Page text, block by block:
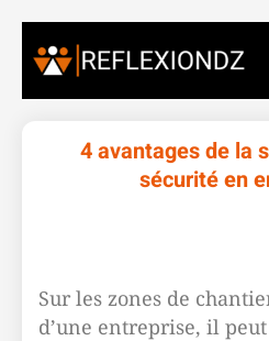
4 avantages de la
sécurité en
Sur les zones de
d’une entreprise, il